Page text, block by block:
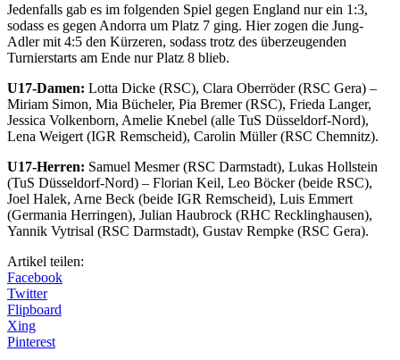
Jedenfalls gab es im folgenden Spiel gegen England nur ein 1:3,
sodass es gegen Andorra um Platz 7 ging. Hier zogen die Jung-
Adler mit 4:5 den Kürzeren, sodass trotz des überzeugenden
Turnierstarts am Ende nur Platz 8 blieb.
U17-Damen: Lotta Dicke (RSC), Clara Oberröder (RSC Gera) –
Miriam Simon, Mia Bücheler, Pia Bremer (RSC), Frieda Langer,
Jessica Volkenborn, Amelie Knebel (alle TuS Düsseldorf-Nord),
Lena Weigert (IGR Remscheid), Carolin Müller (RSC Chemnitz).
U17-Herren: Samuel Mesmer (RSC Darmstadt), Lukas Hollstein
(TuS Düsseldorf-Nord) – Florian Keil, Leo Böcker (beide RSC),
Joel Halek, Arne Beck (beide IGR Remscheid), Luis Emmert
(Germania Herringen), Julian Haubrock (RHC Recklinghausen),
Yannik Vytrisal (RSC Darmstadt), Gustav Rempke (RSC Gera).
Artikel teilen:
Facebook
Twitter
Flipboard
Xing
Pinterest